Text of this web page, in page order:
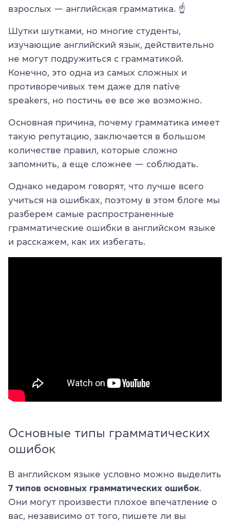
взрослых — английская грамматика.
☝
Шутки шутками, но многие студенты,
изучающие английский язык, действительно
не могут подружиться с грамматикой.
Конечно, это одна из самых сложных и
противоречивых тем даже для native
speakers, но постичь ее все же возможно.
Основная причина, почему грамматика имеет
такую репутацию, заключается в большом
количестве правил, которые сложно
запомнить, а еще сложнее — соблюдать.
Однако недаром говорят, что лучше всего
учиться на ошибках, поэтому в этом блоге мы
разберем самые распространенные
грамматические ошибки в английском языке
и расскажем, как их избегать.
Основные типы грамматических
ошибок
В английском языке условно можно выделить
7 типов основных грамматических ошибок
Они могут произвести плохое впечатление о
вас, независимо от того, пишете ли вы